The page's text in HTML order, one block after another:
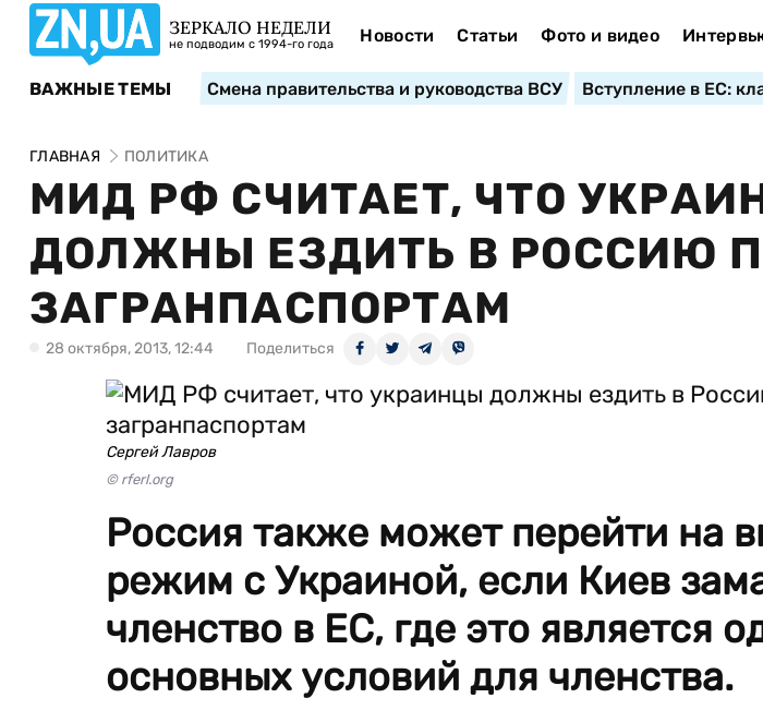
ЗЕРКАЛО НЕДЕЛИ
не подводим с 1994-го года Новости Статьи Фото и видео
ВАЖНЫЕ ТЕМЫ Смена правительства и руководства ВСУ Вступление в ЕС:
ГЛАВНАЯ ПОЛИТИКА
МИД РФ СЧИТАЕТ, ЧТО
ДОЛЖНЫ ЕЗДИТЬ В РОССИЮ
ЗАГРАНПАСПОРТАМ
28 октября, 2013, 12:44 Поделиться
Сергей Лавров
© rferl.org
Россия также может перейти на
режим с Украиной, если Киев
членство в ЕС, где это является
основных условий для членства.